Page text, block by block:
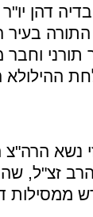
דהן
בעיר
תורני
ההילולא
הרה"צ
זצ"ל,
ממסילות